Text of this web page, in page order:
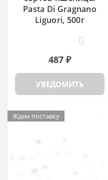
Pasta Di Gragnano
Liguori, 500г
487 ₽
УВЕДОМИТЬ
Ждем поставку